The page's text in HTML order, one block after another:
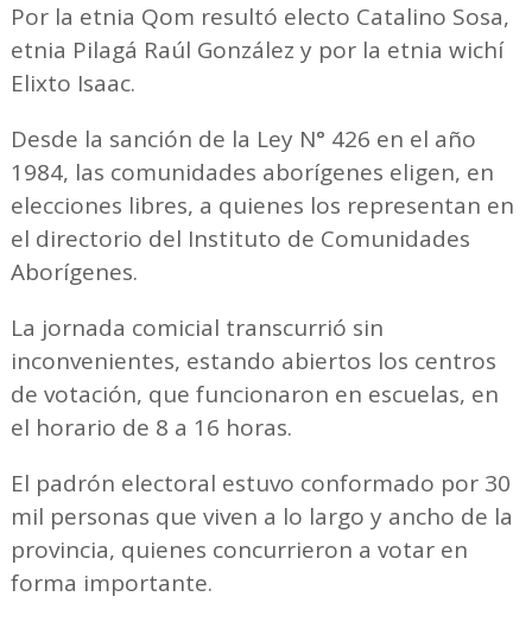
Por la etnia Qom resultó electo Catalino Sosa,
etnia Pilagá Raúl González y por la etnia wichí
Elixto Isaac.
Desde la sanción de la Ley N° 426 en el año
1984, las comunidades aborígenes eligen, en
elecciones libres, a quienes los representan en
el directorio del Instituto de Comunidades
Aborígenes.
La jornada comicial transcurrió sin
inconvenientes, estando abiertos los centros
de votación, que funcionaron en escuelas, en
el horario de 8 a 16 horas.
El padrón electoral estuvo conformado por 30
mil personas que viven a lo largo y ancho de la
provincia, quienes concurrieron a votar en
forma importante.